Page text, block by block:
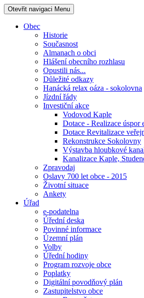
Otevřit navigaci Menu
Obec
Historie
Současnost
Almanach o obci
Hlášení obecního rozhlasu
Opustili nás...
Důležité odkazy
Hanácká relax oáza - sokolovna
Jízdní řády
Investiční akce
Vodovod Kaple
Dotace - Realizace
Dotace Revitalizace
Rekonstrukce Sokolovny
Výstavba hloubkové
Kanalizace Kaple,
Zpravodaj
Oslavy 700 let obce - 2015
Životní situace
Ankety
Úřad
e-podatelna
Úřední deska
Povinné informace
Územní plán
Volby
Úřední hodiny
Program rozvoje obce
Poplatky
Digitální povodňový plán
Zastupitelstvo obce